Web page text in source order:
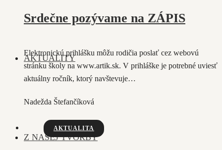
AKTUALITY
Z NAŠEJ TVORBY
Srdečne pozývame na ZÁPIS
Elektronickú prihlášku môžu rodičia poslať cez webovú
stránku školy na www.artik.sk. V prihláške je potrebné uviesť
aktuálny ročník, ktorý navštevuje…
Nadežda Štefančíková
AKTUALITA